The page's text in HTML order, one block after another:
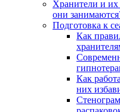
Хранители и их
они
Подготовка к
Как
Как
них